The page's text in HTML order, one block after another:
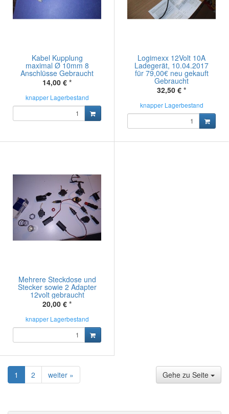
Kabel Kupplung
maximal Ø 10mm 8
Anschlüsse Gebraucht
14,00 € *
knapper Lagerbestand
Logimexx 12Volt 10A
Ladegerät, 10.04.2017
für 79,00€ neu gekauft
Gebraucht
32,50 € *
knapper Lagerbestand
Mehrere Steckdose und
Stecker sowie 2 Adapter
12volt gebraucht
20,00 € *
knapper Lagerbestand
1 2 weiter » Gehe zu Seite